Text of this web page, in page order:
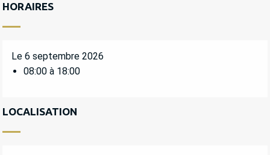
HORAIRES
Le 6 septembre 2026
08:00 à 18:00
LOCALISATION